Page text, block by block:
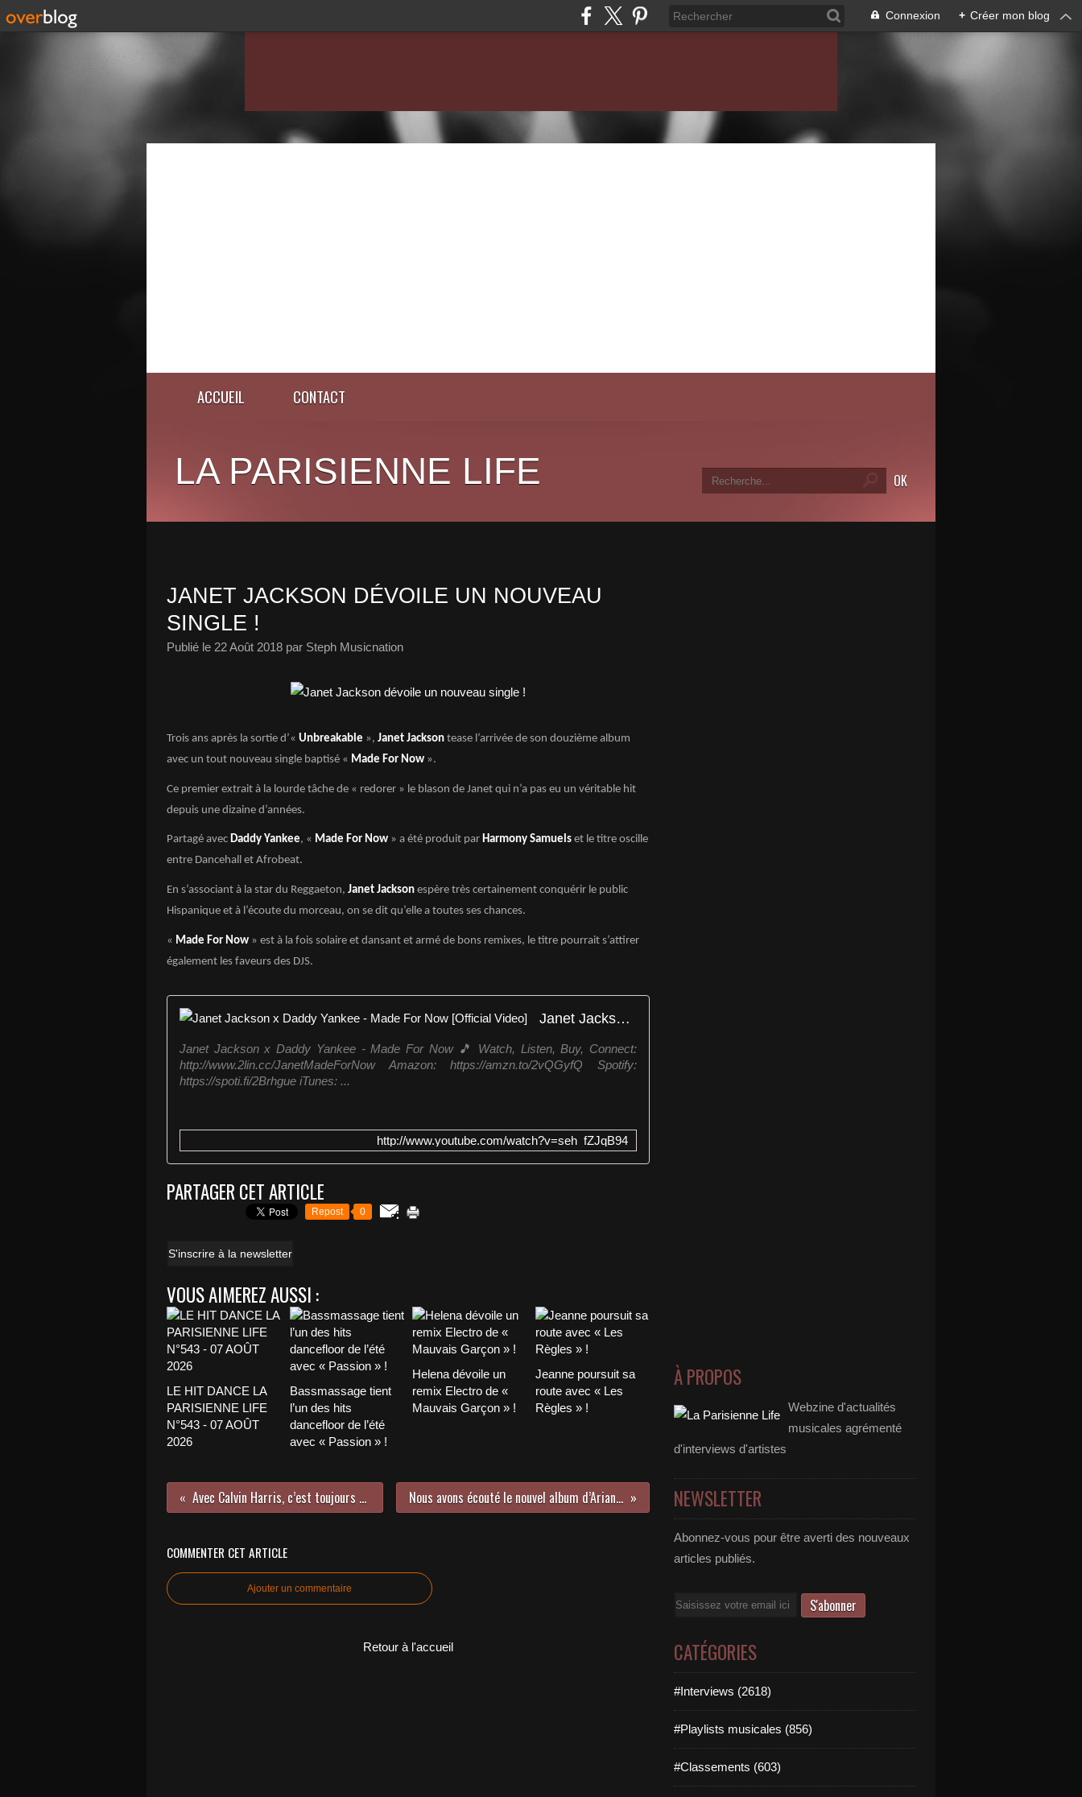
Connexion + Créer mon blog
ACCUEIL CONTACT
LA PARISIENNE LIFE
JANET JACKSON DÉVOILE UN NOUVEAU
SINGLE !
Publié le 22 Août 2018 par Steph Musicnation
Trois ans après la sortie d’« Unbreakable », Janet Jackson tease l’arrivée de son douzième album
avec un tout nouveau single baptisé « Made For Now ».
Ce premier extrait à la lourde tâche de « redorer » le blason de Janet qui n’a pas eu un véritable hit
depuis une dizaine d’années.
Partagé avec Daddy Yankee, « Made For Now » a été produit par Harmony Samuels et le titre oscille
entre Dancehall et Afrobeat.
En s’associant à la star du Reggaeton, Janet Jackson espère très certainement conquérir le public
Hispanique et à l’écoute du morceau, on se dit qu’elle a toutes ses chances.
« Made For Now » est à la fois solaire et dansant et armé de bons remixes, le titre pourrait s’attirer
également les faveurs des DJS.
Janet Jackson x Daddy Yankee - Made For Now [Official Video]
Janet Jackson x Daddy Yankee - Made For Now 🎵 Watch, Listen, Buy, Connect:
http://www.2lin.cc/JanetMadeForNow Amazon: https://amzn.to/2vQGyfQ Spotify:
https://spoti.fi/2Brhgue iTunes: ...
http://www.youtube.com/watch?v=seh_fZJqB94
PARTAGER CET ARTICLE
Repost 0
S'inscrire à la newsletter
VOUS AIMEREZ AUSSI :
LE HIT DANCE LA
PARISIENNE LIFE
N°543 - 07 AOÛT
2026
Bassmassage tient
l’un des hits
dancefloor de l’été
avec « Passion » !
Helena dévoile un
remix Electro de «
Mauvais Garçon » !
Jeanne poursuit sa
route avec « Les
Règles » !
Avec Calvin Harris, c’est toujours du lourd ! Nous avons écouté le nouvel album d’Ariana Grande !
COMMENTER CET ARTICLE
Ajouter un commentaire
Retour à l'accueil
À PROPOS
Webzine d'actualités
musicales agrémenté
d'interviews d'artistes
NEWSLETTER
Abonnez-vous pour être averti des nouveaux
articles publiés.
Email
CATÉGORIES
#Interviews (2618)
#Playlists musicales (856)
#Classements (603)